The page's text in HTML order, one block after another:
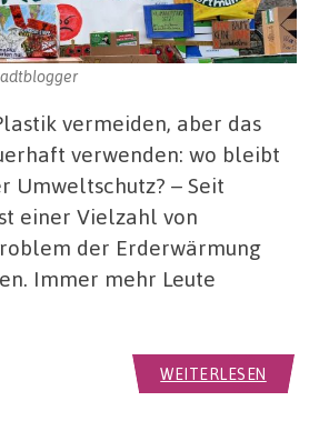
vermeiden, aber das
verwenden: wo bleibt
Umweltschutz? – Seit
einer Vielzahl von
der Erderwärmung
Immer mehr Leute
WEITERLESEN